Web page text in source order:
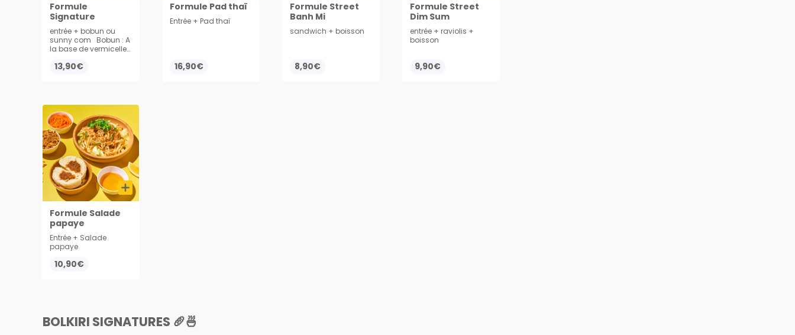
Formule
Signature
entrée + bobun ou
sunny com Bobun : A
la base de vermicelles
sautée aux oignons,
et 1 grand sachet de
sauce nuoc mam.
Sunny Com : à la
base de riz nature,
avec viande ou végé
sautée aux oignons,
œuf et légumes. Servi
avec cacahuète,
oignons frits,
concombres et
carottes
13,90€
Formule Pad thaï
Entrée + Pad thaï
16,90€
Formule Street
Banh Mi
sandwich + boisson
8,90€
Formule Street
Dim Sum
entrée + raviolis +
boisson
9,90€
Formule Salade
papaye
Entrée + Salade
papaye
10,90€
BOLKIRI SIGNATURES 🥖🍜